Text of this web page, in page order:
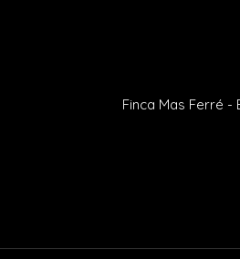
Finca Mas Ferré -